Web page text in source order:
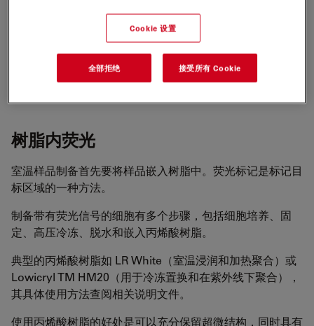
在这里，我们将展示如何使用 UC Enuity 来识别感兴趣的
荧光细胞，如何自动修整包含感兴趣细胞的块面，以及如何
在不转移到外部显微镜的情况下在切片中观察感兴趣的细
树脂内荧光
室温样品制备首先要将样品嵌入树脂中。荧光标记是标记目
标区域的一种方法。
制备带有荧光信号的细胞有多个步骤，包括细胞培养、固
定、高压冷冻、脱水和嵌入丙烯酸树脂。
典型的丙烯酸树脂如 LR White（室温浸润和加热聚合）或
Lowicryl TM HM20（用于冷冻置换和在紫外线下聚合），
其具体使用方法查阅相关说明文件。
使用丙烯酸树脂的好处是可以充分保留超微结构，同时具有
Cookie 设置
全部拒绝 接受所有 Cookie